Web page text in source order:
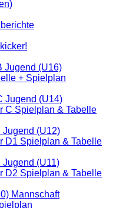
Jugend (U16)
+ Spielplan
Jugend (U14)
C Spielplan & Tabelle
Jugend (U12)
D1 Spielplan & Tabelle
Jugend (U11)
D2 Spielplan & Tabelle
Mannschaft